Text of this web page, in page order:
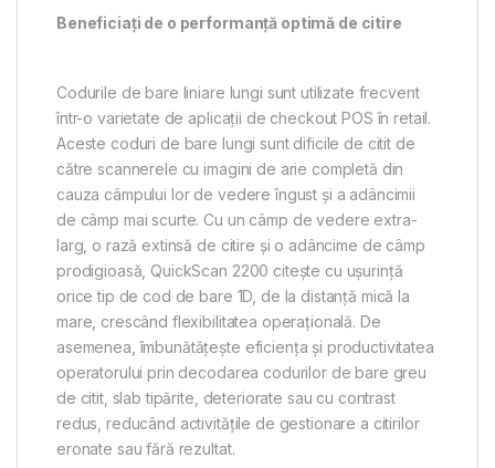
Beneficiați de o performanță optimă de citire
Codurile de bare liniare lungi sunt utilizate frecvent
într-o varietate de aplicații de checkout POS în retail.
Aceste coduri de bare lungi sunt dificile de citit de
către scannerele cu imagini de arie completă din
cauza câmpului lor de vedere îngust și a adâncimii
de câmp mai scurte. Cu un câmp de vedere extra-
larg, o rază extinsă de citire și o adâncime de câmp
prodigioasă, QuickScan 2200 citește cu ușurință
orice tip de cod de bare 1D, de la distanță mică la
mare, crescând flexibilitatea operațională. De
asemenea, îmbunătățește eficiența și productivitatea
operatorului prin decodarea codurilor de bare greu
de citit, slab tipărite, deteriorate sau cu contrast
redus, reducând activitățile de gestionare a citirilor
eronate sau fără rezultat.